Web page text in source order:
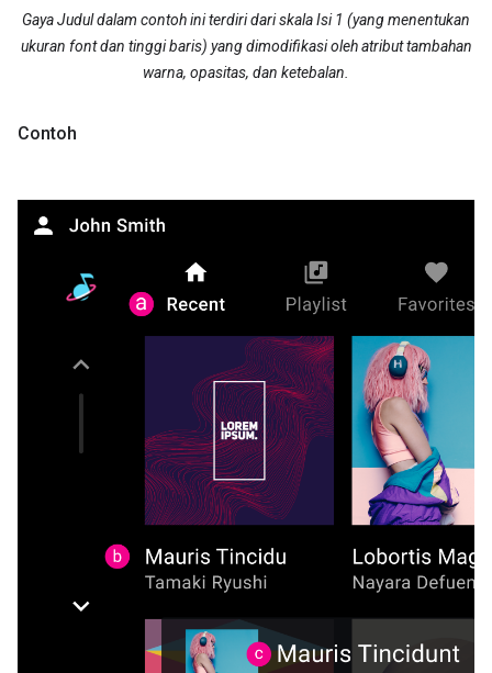
Gaya Judul dalam contoh ini terdiri dari skala Isi 1 (yang menentukan
ukuran font dan tinggi baris) yang dimodifikasi oleh atribut tambahan
warna, opasitas, dan ketebalan.
Contoh